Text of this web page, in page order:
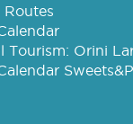
Routes
Tourism: Orini